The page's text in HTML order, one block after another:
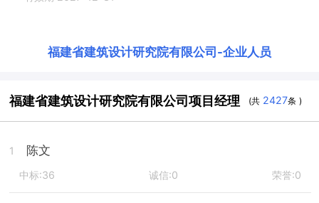
福建省建筑设计研究院有限公司 -企业人员
福建省建筑设计研究院有限公司项目经理 (共 2427条 )
1 陈文
中标:36 诚信:0 荣誉:0